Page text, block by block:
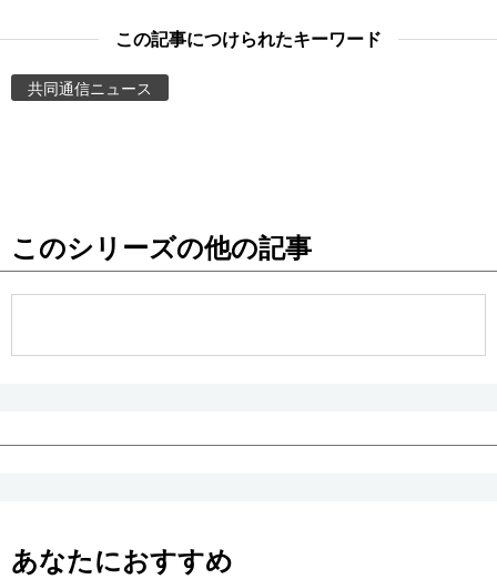
Images
People
公式SNS
この記事につけられたキーワード
共同通信ニュース
このシリーズの他の記事
あなたにおすすめ